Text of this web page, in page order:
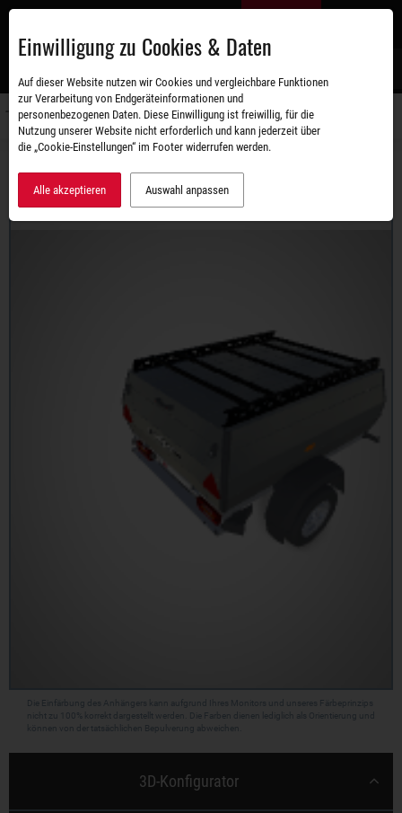
Zum
RETRO ADVANCED 750G PLUS
Die Einfärbung des Anhängers kann aufgrund Ihres Monitors und unseres Färbeprinzips
nicht zu 100% korrekt dargestellt werden. Die Farben dienen lediglich als Orientierung und
können von der tatsächlichen Bepulverung abweichen.
3D-Konfigurator
Einwilligung zu Cookies & Daten
Auf dieser Website nutzen wir Cookies und vergleichbare Funktionen
zur Verarbeitung von Endgeräteinformationen und
personenbezogenen Daten. Diese Einwilligung ist freiwillig, für die
Nutzung unserer Website nicht erforderlich und kann jederzeit über
die „Cookie-Einstellungen“ im Footer widerrufen werden.
Alle akzeptieren Auswahl anpassen